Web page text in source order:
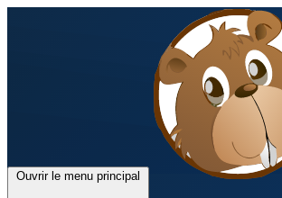
Ouvrir le menu principal